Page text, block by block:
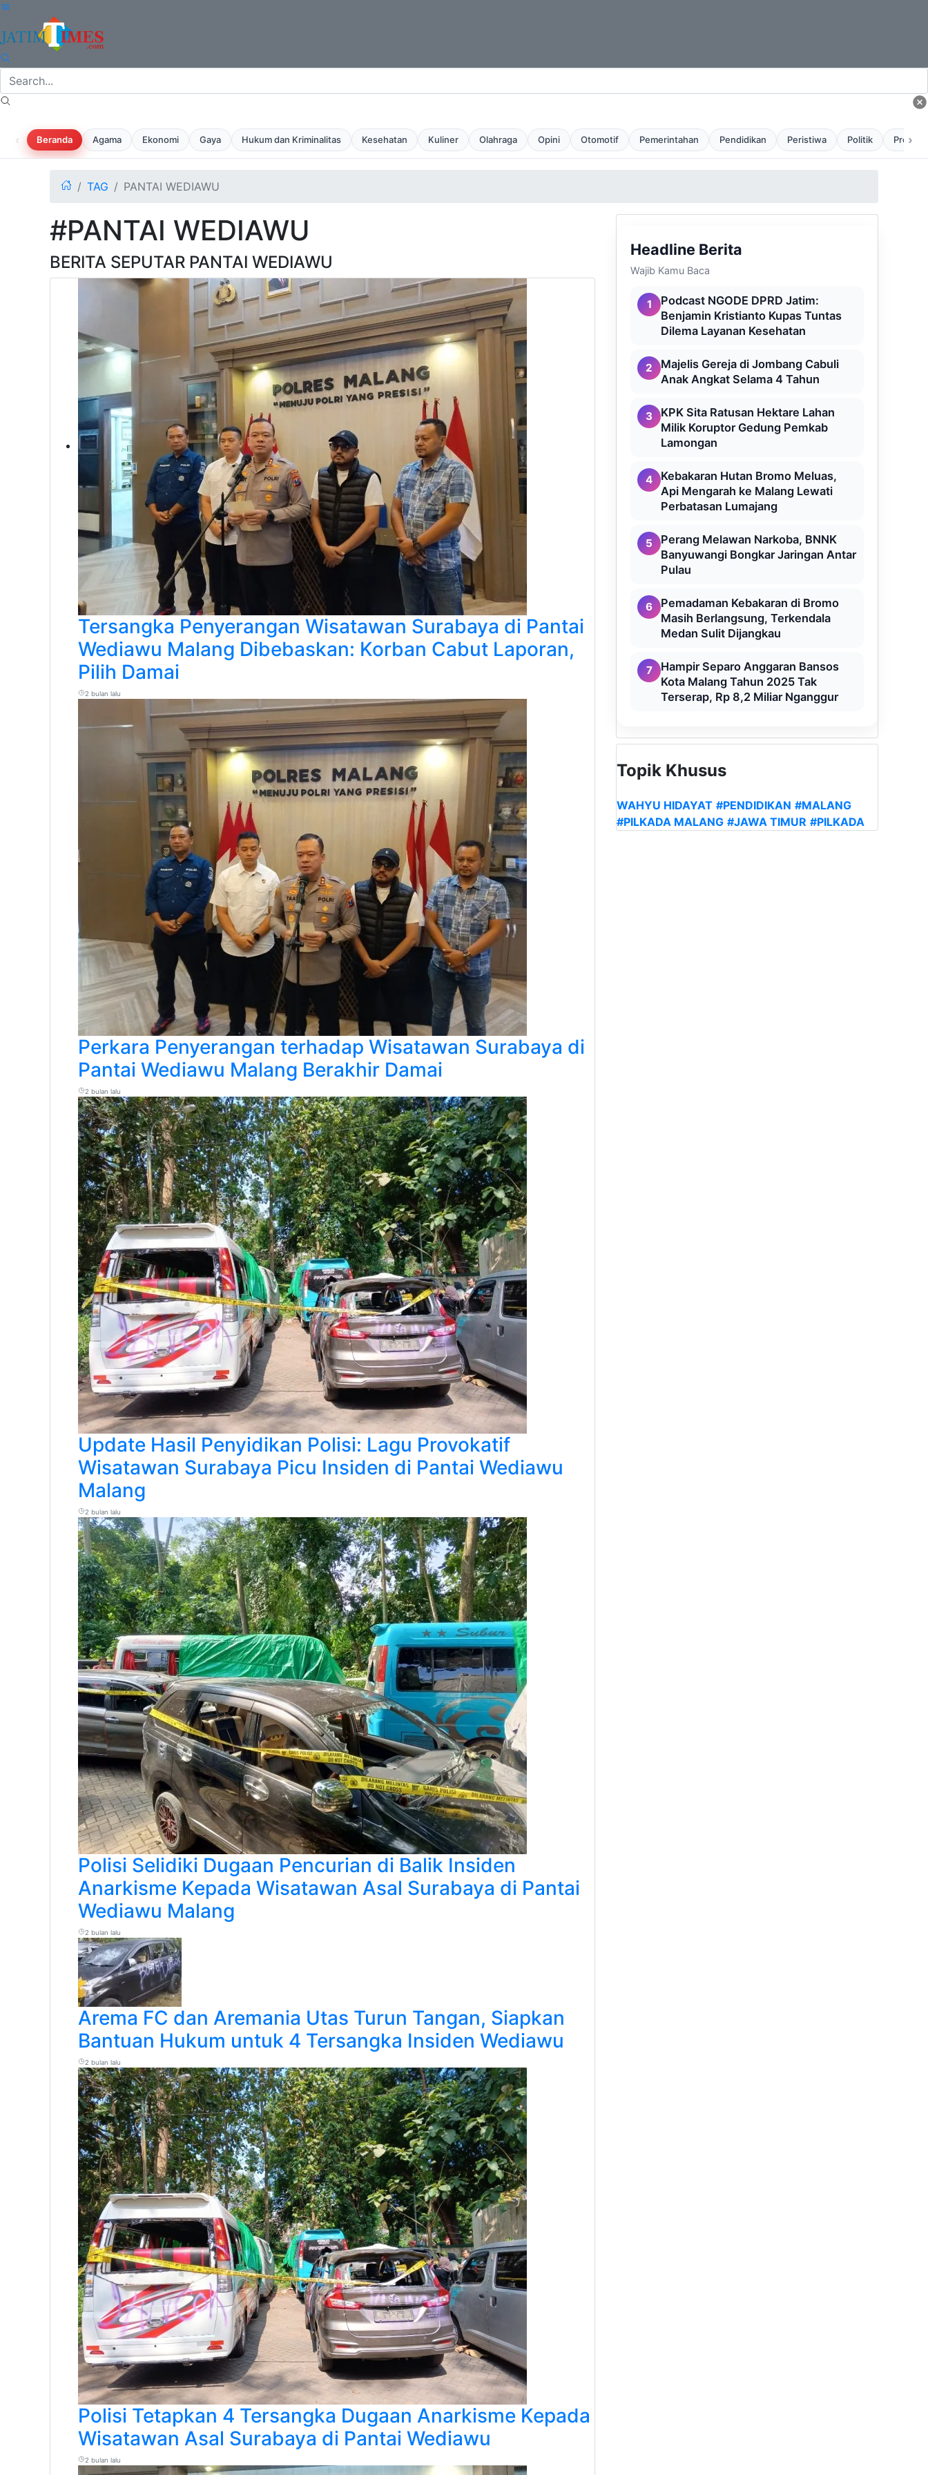
‹ Beranda Agama Ekonomi Gaya Hukum dan Kriminalitas Kesehatan Kuliner Olahraga Opini Otomotif Pemerintahan Pendidikan Peristiwa Politik Profil
›
TAG PANTAI WEDIAWU
#PANTAI WEDIAWU
BERITA SEPUTAR PANTAI WEDIAWU
Tersangka Penyerangan Wisatawan Surabaya di Pantai
Wediawu Malang Dibebaskan: Korban Cabut Laporan,
Pilih Damai
2 bulan lalu
Perkara Penyerangan terhadap Wisatawan Surabaya di
Pantai Wediawu Malang Berakhir Damai
2 bulan lalu
Update Hasil Penyidikan Polisi: Lagu Provokatif
Wisatawan Surabaya Picu Insiden di Pantai Wediawu
Malang
2 bulan lalu
Polisi Selidiki Dugaan Pencurian di Balik Insiden
Anarkisme Kepada Wisatawan Asal Surabaya di Pantai
Wediawu Malang
2 bulan lalu
Arema FC dan Aremania Utas Turun Tangan, Siapkan
Bantuan Hukum untuk 4 Tersangka Insiden Wediawu
2 bulan lalu
Polisi Tetapkan 4 Tersangka Dugaan Anarkisme Kepada
Wisatawan Asal Surabaya di Pantai Wediawu
2 bulan lalu
Headline Berita
Wajib Kamu Baca
1
Podcast NGODE DPRD Jatim:
Benjamin Kristianto Kupas Tuntas
Dilema Layanan Kesehatan
2
Majelis Gereja di Jombang Cabuli
Anak Angkat Selama 4 Tahun
3
KPK Sita Ratusan Hektare Lahan
Milik Koruptor Gedung Pemkab
Lamongan
4
Kebakaran Hutan Bromo Meluas,
Api Mengarah ke Malang Lewati
Perbatasan Lumajang
5
Perang Melawan Narkoba, BNNK
Banyuwangi Bongkar Jaringan Antar
Pulau
6
Pemadaman Kebakaran di Bromo
Masih Berlangsung, Terkendala
Medan Sulit Dijangkau
7
Hampir Separo Anggaran Bansos
Kota Malang Tahun 2025 Tak
Terserap, Rp 8,2 Miliar Nganggur
Topik Khusus
WAHYU HIDAYAT #PENDIDIKAN #MALANG
#PILKADA MALANG #JAWA TIMUR #PILKADA